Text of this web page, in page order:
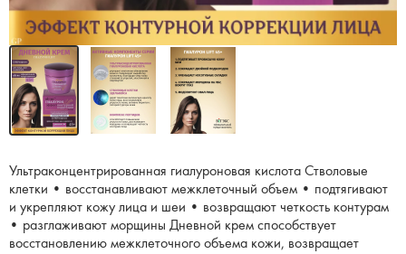
Ультраконцентрированная гиалуроновая кислота Стволовые
клетки • восстанавливают межклеточный объем • подтягивают
и укрепляют кожу лица и шеи • возвращают четкость контурам
• разглаживают морщины Дневной крем способствует
восстановлению межклеточного объема кожи, возвращает